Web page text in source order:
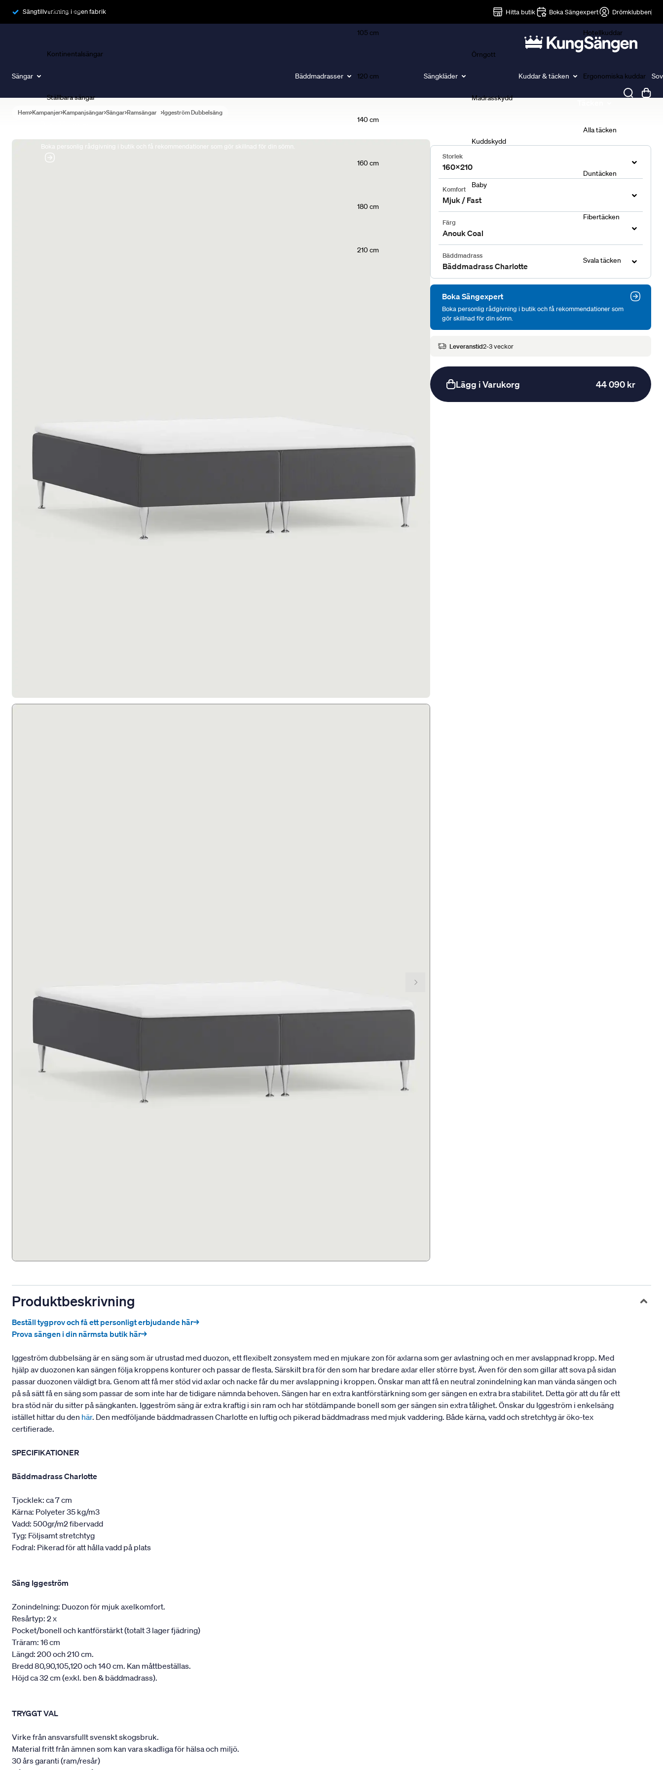
Sängtillverkning i egen fabrik Hitta butik Boka Sängexpert Drömklubben
Sängar
Ramsängar
Kontinentalsängar
Ställbara sängar
Boka personlig rådgivning i butik och få rekommendationer som gör skillnad för din sömn.
Bäddmadrasser
105 cm
120 cm
140 cm
160 cm
180 cm
210 cm
Sängkläder
Örngott
Madrasskydd
Kuddskydd
Baby
Kuddar & täcken
Hotellkuddar
Ergonomiska kuddar
Alla täcken
Duntäcken
Fibertäcken
Svala täcken
Hem Kampanjer Kampanjsängar Sängar Ramsängar Iggeström Dubbelsäng
Storlek
160x210
Komfort
Mjuk / Fast
Färg
Anouk Coal
Bäddmadrass
Bäddmadrass Charlotte
Boka Sängexpert
Boka personlig rådgivning i butik och få rekommendationer som
gör skillnad för din sömn.
Leveranstid2-3 veckor
Lägg i Varukorg 44 090 kr
Produktbeskrivning
Beställ tygprov och få ett personligt erbjudande här→
Prova sängen i din närmsta butik här→
Iggeström dubbelsäng är en säng som är utrustad med duozon, ett flexibelt zonsystem med en mjukare zon för axlarna som ger avlastning och en mer avslappnad kropp. Med
hjälp av duozonen kan sängen följa kroppens konturer och passar de flesta. Särskilt bra för den som har bredare axlar eller större byst. Även för den som gillar att sova på sidan
passar duozonen väldigt bra. Genom att få mer stöd vid axlar och nacke får du mer avslappning i kroppen. Önskar man att få en neutral zonindelning kan man vända sängen och
på så sätt få en säng som passar de som inte har de tidigare nämnda behoven. Sängen har en extra kantförstärkning som ger sängen en extra bra stabilitet. Detta gör att du får ett
bra stöd när du sitter på sängkanten. Iggeström säng är extra kraftig i sin ram och har stötdämpande bonell som ger sängen sin extra tålighet. Önskar du Iggeström i enkelsäng
istället hittar du den här. Den medföljande bäddmadrassen Charlotte en luftig och pikerad bäddmadrass med mjuk vaddering. Både kärna, vadd och stretchtyg är öko-tex
certifierade.
SPECIFIKATIONER
Bäddmadrass Charlotte
Tjocklek: ca 7 cm
Kärna: Polyeter 35 kg/m3
Vadd: 500gr/m2 fibervadd
Tyg: Följsamt stretchtyg
Fodral: Pikerad för att hålla vadd på plats
Säng Iggeström
Zonindelning: Duozon för mjuk axelkomfort.
Resårtyp: 2 x
Pocket/bonell och kantförstärkt (totalt 3 lager fjädring)
Träram: 16 cm
Längd: 200 och 210 cm.
Bredd 80,90,105,120 och 140 cm. Kan måttbeställas.
Höjd ca 32 cm (exkl. ben & bäddmadrass).
TRYGGT VAL
Virke från ansvarsfullt svenskt skogsbruk.
Material fritt från ämnen som kan vara skadliga för hälsa och miljö.
30 års garanti (ram/resår)